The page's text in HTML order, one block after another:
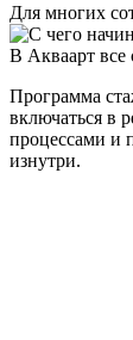
Для многих
В Акваарт все
Программа
включаться в
процессами и
изнутри.